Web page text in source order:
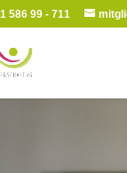
586 99 - 711